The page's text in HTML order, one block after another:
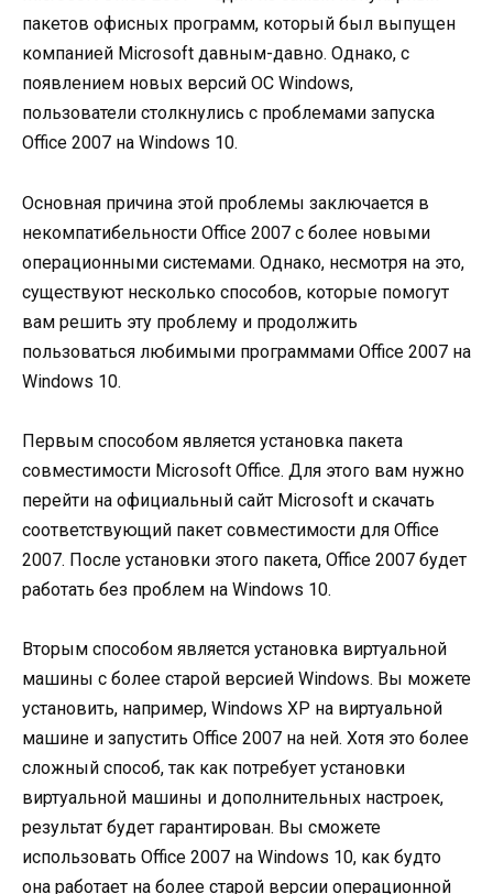
пакетов офисных программ, который был выпущен
компанией Microsoft давным-давно. Однако, с
появлением новых версий ОС Windows,
пользователи столкнулись с проблемами запуска
Office 2007 на Windows 10.
Основная причина этой проблемы заключается в
некомпатибельности Office 2007 с более новыми
операционными системами. Однако, несмотря на это,
существуют несколько способов, которые помогут
вам решить эту проблему и продолжить
пользоваться любимыми программами Office 2007 на
Windows 10.
Первым способом является установка пакета
совместимости Microsoft Office. Для этого вам нужно
перейти на официальный сайт Microsoft и скачать
соответствующий пакет совместимости для Office
2007. После установки этого пакета, Office 2007 будет
работать без проблем на Windows 10.
Вторым способом является установка виртуальной
машины с более старой версией Windows. Вы можете
установить, например, Windows XP на виртуальной
машине и запустить Office 2007 на ней. Хотя это более
сложный способ, так как потребует установки
виртуальной машины и дополнительных настроек,
результат будет гарантирован. Вы сможете
использовать Office 2007 на Windows 10, как будто
она работает на более старой версии операционной